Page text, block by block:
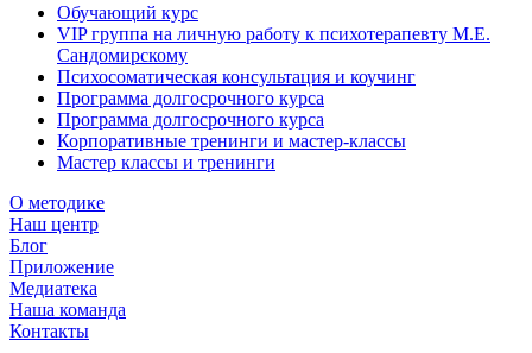
Обучающий курс
VIP группа на личную работу к психотерапевту М.Е.
Сандомирскому
Психосоматическая консультация и коучинг
Программа долгосрочного курса
Программа долгосрочного курса
Корпоративные тренинги и мастер-классы
Мастер классы и тренинги
О методике
Наш центр
Блог
Приложение
Медиатека
Наша команда
Контакты